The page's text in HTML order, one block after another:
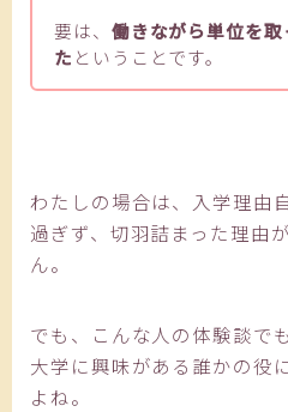
要は、 働きながら単位を取
た ということです。
わたしの場合は、入学理由
過ぎず、切羽詰まった理由
ん。
でも、こんな人の体験談で
大学に興味がある誰かの役
よね。